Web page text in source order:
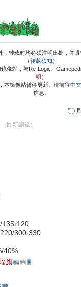
，转载时均必须注明出处，并
（转载须知 ）
镜像站，与Re-Logic、
明 ）
本镜像站暂停更新。请前往中
信息。
刷
最新编辑:
/135›120
220/300›330
/40%
旗